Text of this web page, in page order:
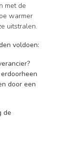
met de
warmer
uitstralen.
voldoen:
door een
de